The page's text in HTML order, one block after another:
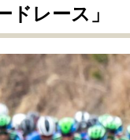
レース」